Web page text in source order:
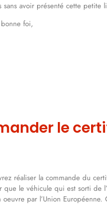
avoir présenté cette petite
foi,
le
réaliser la commande du
le véhicule qui est sorti de
par l’Union Européenne.